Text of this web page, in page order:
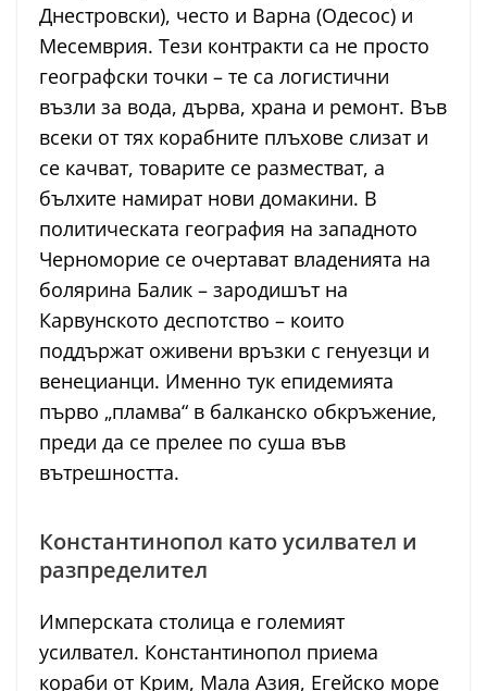
Днестровски), често и Варна (Одесос) и
Месемврия. Тези контракти са не просто
географски точки – те са логистични
възли за вода, дърва, храна и ремонт. Във
всеки от тях корабните плъхове слизат и
се качват, товарите се разместват, а
бълхите намират нови домакини. В
политическата география на западното
Черноморие се очертават владенията на
болярина Балик – зародишът на
Карвунското деспотство – които
поддържат оживени връзки с генуезци и
венецианци. Именно тук епидемията
първо „пламва“ в балканско обкръжение,
преди да се прелее по суша във
вътрешността.
Константинопол като усилвател и
разпределител
Имперската столица е големият
усилвател. Константинопол приема
кораби от Крим, Мала Азия, Егейско море